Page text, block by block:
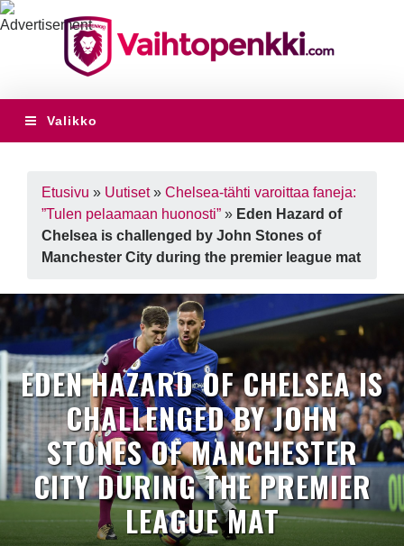
Valikko
Etusivu » Uutiset» Chelsea-tähti varoittaa faneja:
”Tulen pelaamaan huonosti” » Eden Hazard of
Chelsea is challenged by John Stones of
Manchester City during the premier league mat
EDEN HAZARD OF CHELSEA IS
CHALLENGED BY JOHN
STONES OF MANCHESTER
CITY DURING THE PREMIER
LEAGUE MAT